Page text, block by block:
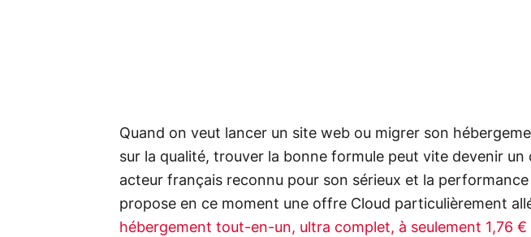
Quand on veut lancer un site web ou migrer son
sur la qualité, trouver la bonne formule peut vite devenir
acteur français reconnu pour son sérieux et la performance
propose en ce moment une offre Cloud particulièrement
hébergement tout-en-un, ultra complet, à seulement 1,76 €